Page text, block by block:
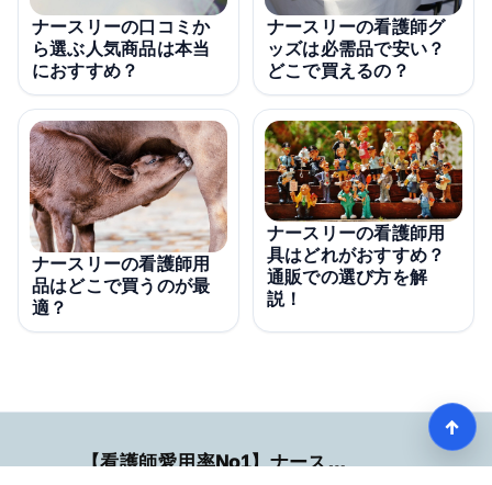
ナースリーの口コミか
ら選ぶ人気商品は本当
におすすめ？
ナースリーの看護師グ
ッズは必需品で安い？
どこで買えるの？
ナースリーの看護師用
品はどこで買うのが最
適？
ナースリーの看護師用
具はどれがおすすめ？
通販での選び方を解
説！
【看護師愛用率No1】ナースリーで人気の商品はコレ
↑